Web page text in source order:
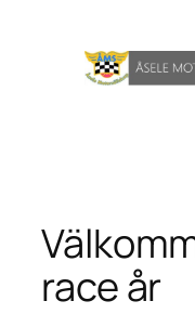
race år